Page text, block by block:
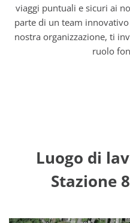
viaggi puntuali e sicuri ai
parte di un team
nostra organizzazione, ti
ruolo
Luogo di
Stazione